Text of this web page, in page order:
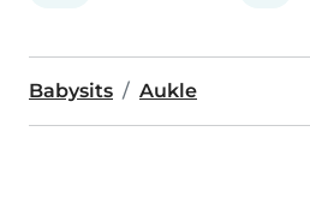
Babysits Aukle